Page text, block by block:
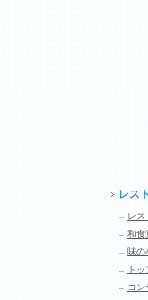
レス
レス
和食
味の
ト
コン